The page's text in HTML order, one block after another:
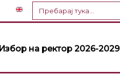
Пребарај
за:
Избор на ректор 2026-2029